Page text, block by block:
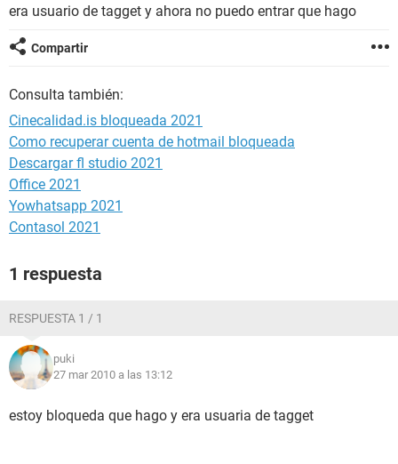
era usuario de tagget y ahora no puedo entrar que hago
Compartir
Consulta también:
Cinecalidad.is bloqueada 2021
Como recuperar cuenta de hotmail bloqueada
Descargar fl studio 2021
Office 2021
Yowhatsapp 2021
Contasol 2021
1 respuesta
RESPUESTA 1 / 1
puki
27 mar 2010 a las 13:12
estoy bloqueda que hago y era usuaria de tagget